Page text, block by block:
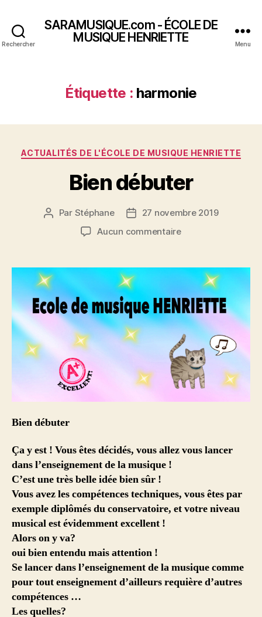
Rechercher
SARAMUSIQUE.com - ÉCOLE DE
MUSIQUE HENRIETTE
Menu
Étiquette : harmonie
Catégories
ACTUALITÉS DE L'ÉCOLE DE MUSIQUE HENRIETTE
Bien débuter
Auteur
Par Stéphane
Date27 novembre 2019
Aucun commentairesur
Bien débuter
Ça y est ! Vous êtes décidés, vous allez vous lancer
dansl’enseignement de la musique !
C’est une très belle idée bien sûr !
Vous avez les compétences techniques, vous êtes par
exemple diplômés duconservatoire, et votre niveau
musical est évidemment excellent !
Alors on y va?
oui bien entendu mais attention !
Se lancer dans l’enseignement de la musique comme
pour tout enseignement d’ailleurs requière d’autres
compétences …
Les quelles?